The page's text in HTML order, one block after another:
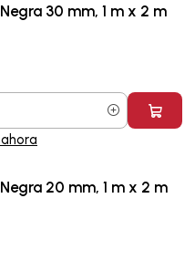
30 mm, 1 m x 2 m
20 mm, 1 m x 2 m